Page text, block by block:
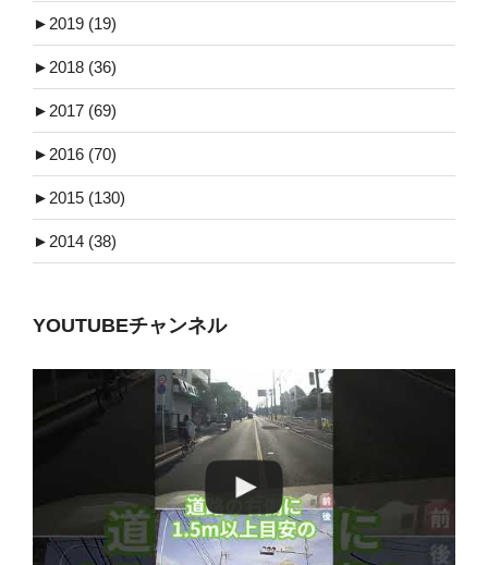
► 2019 (19)
► 2018 (36)
► 2017 (69)
► 2016 (70)
► 2015 (130)
► 2014 (38)
YOUTUBEチャンネル